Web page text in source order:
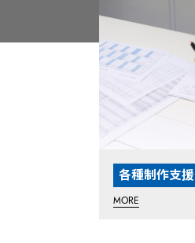
各種制作支援
MORE